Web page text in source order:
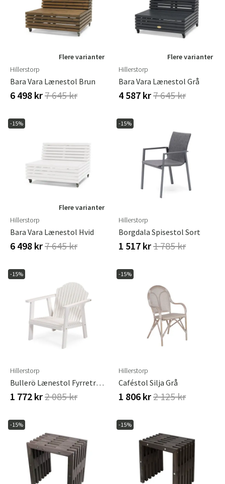
Flere varianter
Hillerstorp
Bara Vara Lænestol Brun
6 498 kr7 645 kr
Flere varianter
Hillerstorp
Bara Vara Lænestol Grå
4 587 kr7 645 kr
-15%
Flere varianter
Hillerstorp
Bara Vara Lænestol Hvid
6 498 kr7 645 kr
-15%
Hillerstorp
Borgdala Spisestol Sort
1 517 kr1 785 kr
-15%
Hillerstorp
Bullerö Lænestol Fyrretræ Hvid
1 772 kr2 085 kr
-15%
Hillerstorp
Caféstol Silja Grå
1 806 kr2 125 kr
-15% -15%